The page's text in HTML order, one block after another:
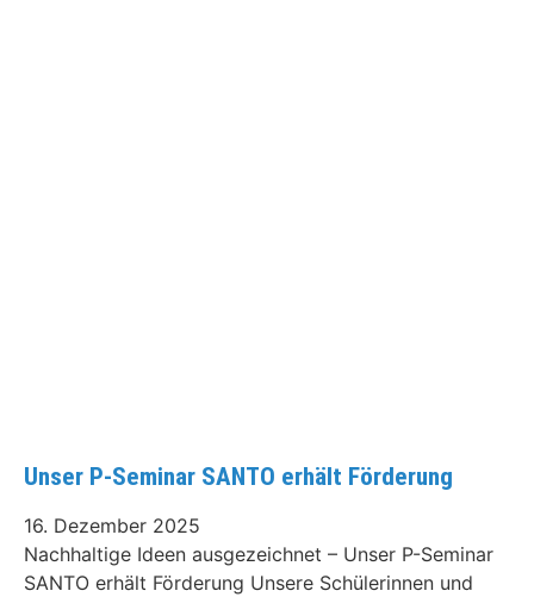
Unser P-Seminar SANTO erhält Förderung
16. Dezember 2025
Nachhaltige Ideen ausgezeichnet – Unser P-Seminar
SANTO erhält Förderung Unsere Schülerinnen und